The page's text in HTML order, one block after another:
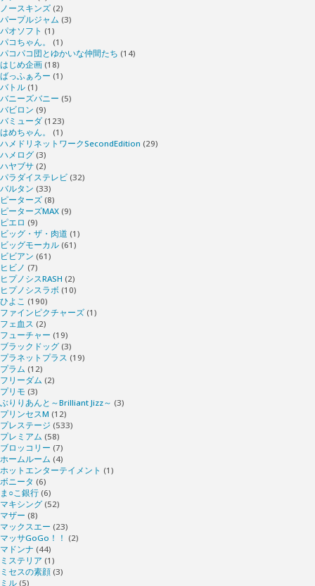
ノースキンズ (2)
パープルジャム (3)
パオソフト (1)
パコちゃん。
(1)
パコパコ団とゆかいな仲間たち (14)
はじめ企画 (18)
ばっふぁろー (1)
バトル (1)
バニーズバニー (5)
バビロン (9)
バミューダ (123)
はめちゃん。
(1)
ハメドリネットワークSecondEdition (29)
ハメログ (3)
ハヤブサ (2)
パラダイステレビ (32)
バルタン (33)
ピーターズ (8)
ピーターズMAX (9)
ピエロ (9)
ビッグ・ザ・肉道 (1)
ビッグモーカル (61)
ビビアン (61)
ヒビノ (7)
ヒプノシスRASH (2)
ヒプノシスラボ (10)
ひよこ (190)
ファインピクチャーズ (1)
フェ血ス (2)
フューチャー (19)
ブラックドッグ (3)
プラネットプラス (19)
プラム (12)
フリーダム (2)
プリモ (3)
ぶりりあんと～Brilliant Jizz～ (3)
プリンセスM (12)
プレステージ (533)
プレミアム (58)
ブロッコリー (7)
ホームルーム (4)
ホットエンターテイメント (1)
ボニータ (6)
ま○こ銀行 (6)
マキシング (52)
マザー (8)
マックスエー (23)
マッサGoGo！！ (2)
マドンナ (44)
ミステリア (1)
ミセスの素顔 (3)
ミル (5)